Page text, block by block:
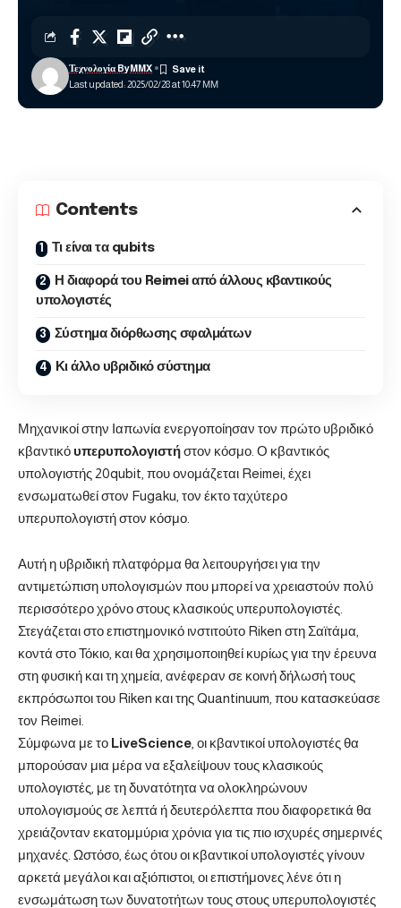
Last updated: 2025/02/28 at 10:47 ΜΜ
Τεχνολογία ByMMX
Contents
Τι είναι τα qubits
Η διαφορά του Reimei από άλλους κβαντικούς
υπολογιστές
Σύστημα διόρθωσης σφαλμάτων
Κι άλλο υβριδικό σύστημα
Μηχανικοί στην Ιαπωνία ενεργοποίησαν τον πρώτο υβριδικό
κβαντικό υπερυπολογιστήστον κόσμο. Ο κβαντικός
υπολογιστής 20qubit, που ονομάζεται Reimei, έχει
ενσωματωθεί στον Fugaku, τον έκτο ταχύτερο
υπερυπολογιστή στον κόσμο.
Αυτή η υβριδική πλατφόρμα θα λειτουργήσει για την
αντιμετώπιση υπολογισμών που μπορεί να χρειαστούν πολύ
περισσότερο χρόνο στους κλασικούς υπερυπολογιστές.
Στεγάζεται στο επιστημονικό ινστιτούτο Riken στη Σαϊτάμα,
κοντά στο Τόκιο, και θα χρησιμοποιηθεί κυρίως για την έρευνα
στη φυσική και τη χημεία, ανέφεραν σε κοινή δήλωσή τους
εκπρόσωποι του Riken και της Quantinuum, που κατασκεύασε
τον Reimei.
Σύμφωνα με το LiveScience , οι κβαντικοί υπολογιστές θα
μπορούσαν μια μέρα να εξαλείψουν τους κλασικούς
υπολογιστές, με τη δυνατότητα να ολοκληρώνουν
υπολογισμούς σε λεπτά ή δευτερόλεπτα που διαφορετικά θα
χρειάζονταν εκατομμύρια χρόνια για τις πιο ισχυρές σημερινές
μηχανές. Ωστόσο, έως ότου οι κβαντικοί υπολογιστές γίνουν
αρκετά μεγάλοι και αξιόπιστοι, οι επιστήμονες λένε ότι η
ενσωμάτωση των δυνατοτήτων τους στους υπερυπολογιστές